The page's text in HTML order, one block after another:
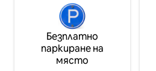
Безплатно
паркиране на
място